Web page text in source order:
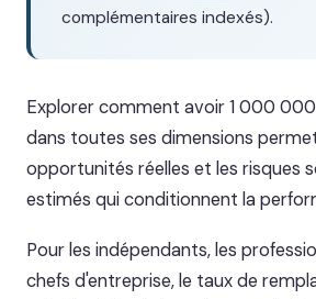
complémentaires indexés).
Explorer comment avoir 1 000
dans toutes ses dimensions
opportunités réelles et les risques
estimés qui conditionnent la
Pour les indépendants, les
chefs d'entreprise, le taux de